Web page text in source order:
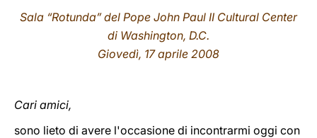
Sala “Rotunda” del Pope John Paul II Cultural Center
di Washington, D.C.
Giovedì, 17 aprile 2008
Cari amici,
sono lieto di avere l'occasione di incontrarmi oggi con